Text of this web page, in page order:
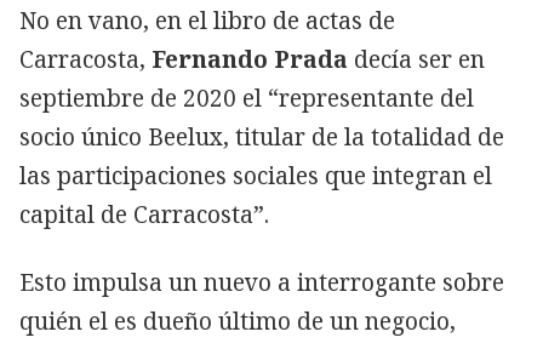
No en vano, en el libro de actas de
Carracosta, Fernando Prada decía ser en
septiembre de 2020 el “representante del
socio único Beelux, titular de la totalidad de
las participaciones sociales que integran el
capital de Carracosta”.
Esto impulsa un nuevo a interrogante sobre
quién el es dueño último de un negocio,